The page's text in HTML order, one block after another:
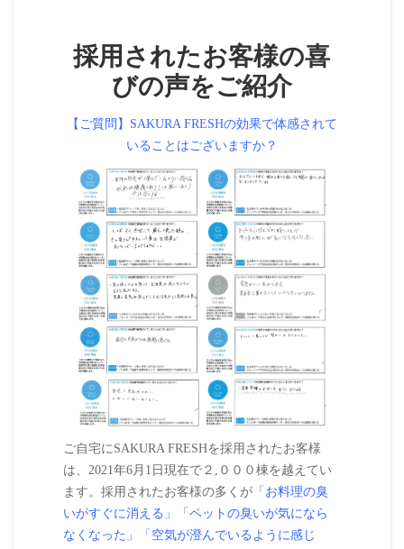
採用されたお客様の喜
びの声をご紹介
【ご質問】SAKURA FRESHの効果で体感されて
いることはございますか？
ご自宅にSAKURA FRESHを採用されたお客様
は、2021年6月1日現在で２,０００棟を越えてい
ます。採用されたお客様の多くが 「お料理の臭
いがすぐに消える」「ペットの臭いが気になら
なくなった」「空気が澄んでいるように感じ